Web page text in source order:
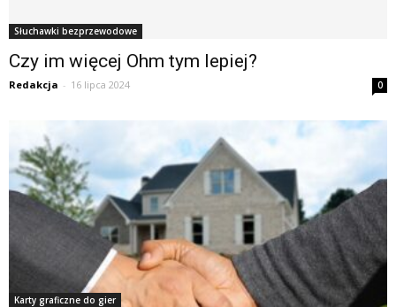
Słuchawki bezprzewodowe
Czy im więcej Ohm tym lepiej?
Redakcja - 16 lipca 2024 0
Karty graficzne do gier